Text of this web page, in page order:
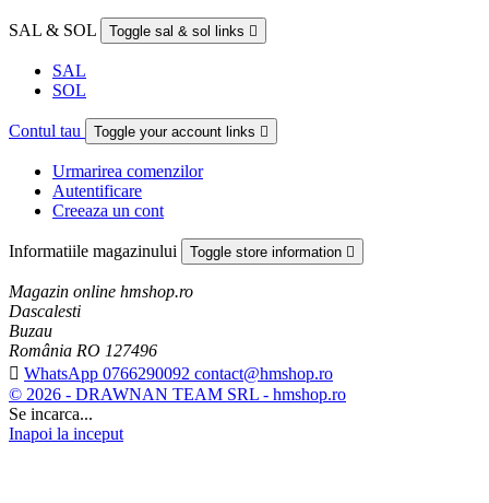
SAL & SOL Toggle sal & sol links 
SAL
SOL
Contul tau Toggle your account links 
Urmarirea comenzilor
Autentificare
Creeaza un cont
Informatiile magazinului Toggle store information 
Magazin online hmshop.ro
Dascalesti
Buzau
România RO 127496
 WhatsApp 0766290092 contact@hmshop.ro
© 2026 - DRAWNAN TEAM SRL - hmshop.ro
Se incarca...
Inapoi la inceput